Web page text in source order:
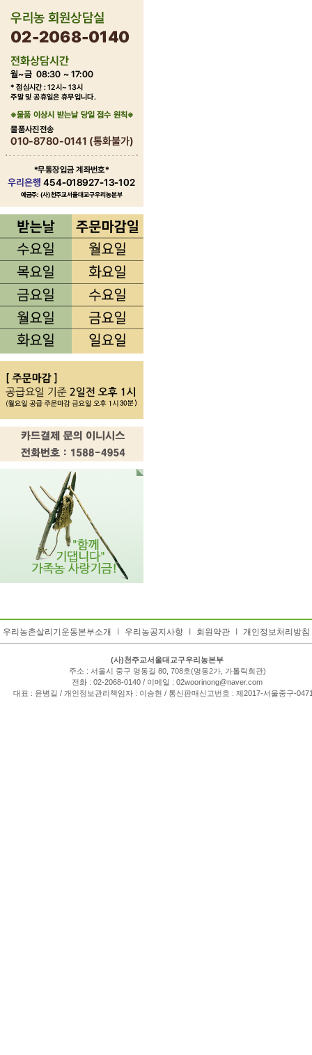
우리농촌살리기운동본부소개 우리농공지사항 회원약관 개인정보처리방침
(사)천주교서울대교구우리농본부
주소 : 서울시 중구 명동길 80, 708호(명동2가, 가톨릭회관)
전화 : 02-2068-0140 / 이메일 : 02woorinong@naver.com
대표 : 윤병길 / 개인정보관리책임자 : 이승현 / 통신판매신고번호 : 제2017-서울중구-